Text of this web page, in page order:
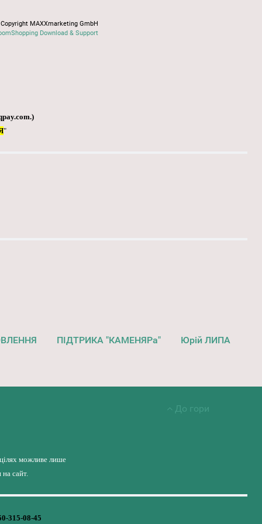
Copyright MAXXmarketing GmbH
Download & Support
.)
"
ПІДТРИКА "КАМЕНЯРа" Юрій ЛИПА
До гори
можливе лише
сайт.
315-08-45